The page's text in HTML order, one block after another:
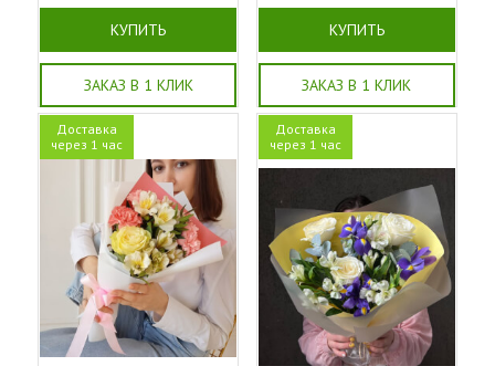
КУПИТЬ
ЗАКАЗ В 1 КЛИК
КУПИТЬ
ЗАКАЗ В 1 КЛИК
Доставка
через 1 час
Доставка
через 1 час